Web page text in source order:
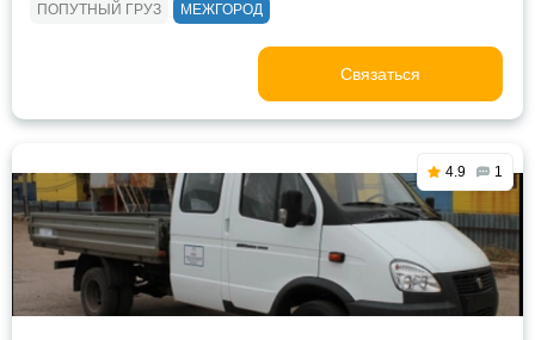
ПОПУТНЫЙ ГРУЗ МЕЖГОРОД
Связаться
4.9 1